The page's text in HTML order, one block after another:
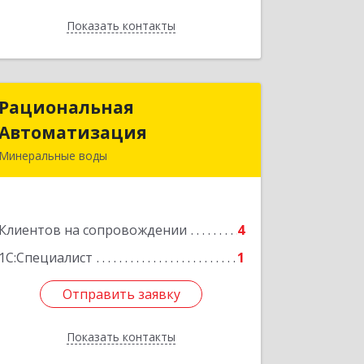
Показать контакты
Назад
Рациональная
Минеральные воды
Клиентов на сопровождении
4
1С:Специалист
1
Отправить заявку
Показать контакты
Рациональная
Автоматизация
домовладение № 9, корпус 1
Отправить заявку
Назад